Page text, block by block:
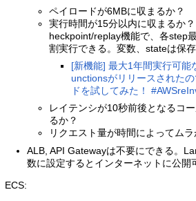
ペイロードが6MBに収まるか？
実行時間が15分以内に収まるか
heckpoint/replay機能で、各step
割実行できる。変数、stateは保
[新機能] 最大1年間実行可能
unctionsがリリースされた
ドを試してみた！
レイテンシが10秒前後となるコ
るか？
リクエスト量が時間によってムラ
ALB, API Gatewayは不要にできる。
数に設定するとインターネットに公開
ECS: